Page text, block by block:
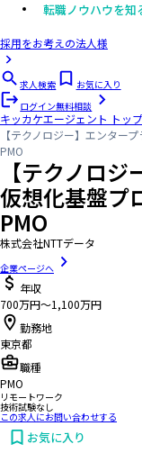
転職ノウハウを知
採用をお考えの法人様
求人検索
お気に入り
ログイン無料相談
キッカケエージェント トップ
【テクノロジー】エンター
PMO
【テクノロ
仮想化基盤プ
PMO
株式会社NTTデータ
企業ページへ
年収
700万円〜1,100万円
勤務地
東京都
職種
PMO
リモートワーク
技術試験なし
この求人にお問い合わせする
お気に入り